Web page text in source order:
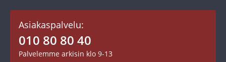
Mitalit
Asiakastili / Omat sivut
Toimitusehdot
Maksutavat
Asiakaspalvelu:
010 80 80 40
Palvelemme arkisin klo 9-13